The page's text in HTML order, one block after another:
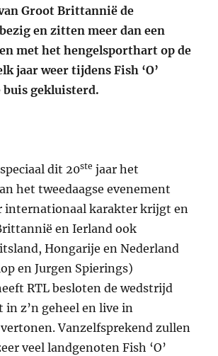
Groot Brittannië de
en zitten meer dan een
met het hengelsporthart op de
jaar weer tijdens Fish ‘O’
buis gekluisterd.
dit 20ste jaar het
het tweedaagse evenement
internationaal karakter krijgt en
en Ierland ook
Hongarije en Nederland
en Jurgen Spierings)
RTL besloten de wedstrijd
in z’n geheel en live in
Vanzelfsprekend zullen
veel landgenoten Fish ‘O’